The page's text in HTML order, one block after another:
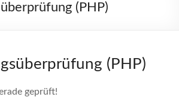
(PHP)
(PHP)
geprüft!